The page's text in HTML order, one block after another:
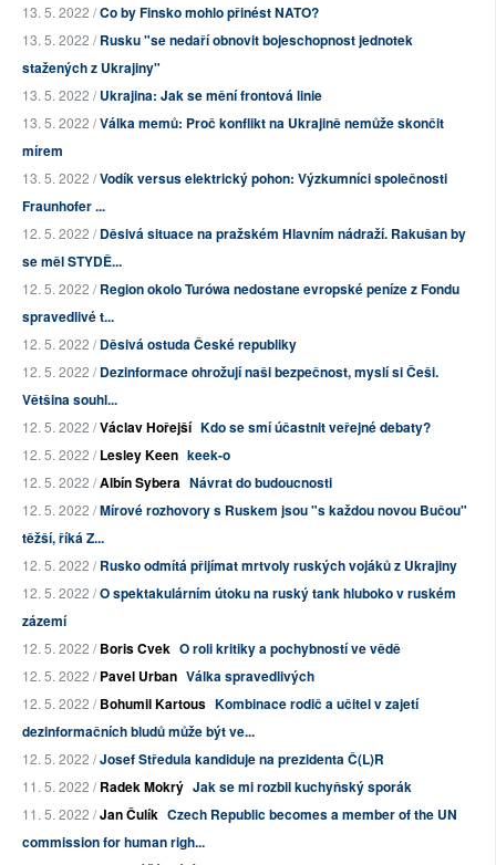
13. 5. 2022 /Co by Finsko mohlo přinést NATO?
13. 5. 2022 /Rusku "se nedaří obnovit bojeschopnost jednotek
stažených z Ukrajiny"
13. 5. 2022 /Ukrajina: Jak se mění frontová linie
13. 5. 2022 /Válka memů: Proč konflikt na Ukrajině nemůže skončit
mírem
13. 5. 2022 /Vodík versus elektrický pohon: Výzkumníci společnosti
Fraunhofer ...
12. 5. 2022 /Děsivá situace na pražském Hlavním nádraží. Rakušan by
se měl STYDĚ...
12. 5. 2022 /Region okolo Turówa nedostane evropské peníze z Fondu
spravedlivé t...
12. 5. 2022 /Děsivá ostuda České republiky
12. 5. 2022 /Dezinformace ohrožují naši bezpečnost, myslí si Češi.
Většina souhl...
12. 5. 2022 /Václav Hořejší Kdo se smí účastnit veřejné debaty?
12. 5. 2022 /Lesley Keen keek-o
12. 5. 2022 /Albín Sybera Návrat do budoucnosti
12. 5. 2022 /Mírové rozhovory s Ruskem jsou "s každou novou Bučou"
těžší, říká Z...
12. 5. 2022 /Rusko odmítá přijímat mrtvoly ruských vojáků z Ukrajiny
12. 5. 2022 /O spektakulárním útoku na ruský tank hluboko v ruském
zázemí
12. 5. 2022 /Boris Cvek O roli kritiky a pochybností ve vědě
12. 5. 2022 /Pavel Urban Válka spravedlivých
12. 5. 2022 /Bohumil Kartous Kombinace rodič a učitel v zajetí
dezinformačních bludů může být ve...
12. 5. 2022 /Josef Středula kandiduje na prezidenta Č(L)R
11. 5. 2022 /Radek Mokrý Jak se mi rozbil kuchyňský sporák
11. 5. 2022 /Jan Čulík Czech Republic becomes a member of the UN
commission for human righ...